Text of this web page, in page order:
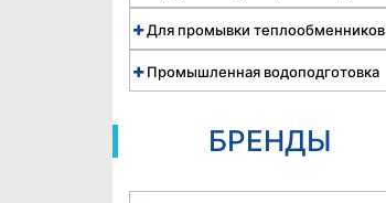
Для промывки теплообменников
Промышленная водоподготовка
БРЕНДЫ